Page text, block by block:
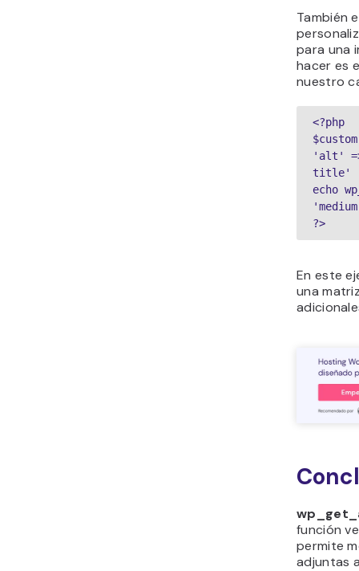
También
para una
hacer es
nuestro
<?php
'alt'
title'
echo
?>
En este
una
función
permite
adjuntas